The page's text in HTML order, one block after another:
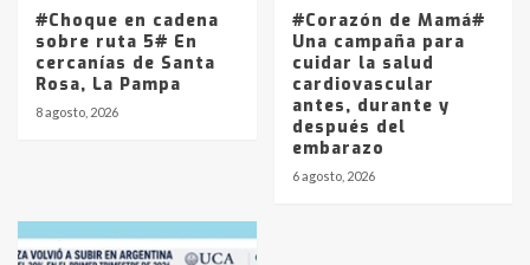
#Choque en cadena
sobre ruta 5# En
cercanías de Santa
Rosa, La Pampa
8 agosto, 2026
#Corazón de Mamá#
Una campaña para
cuidar la salud
cardiovascular
antes, durante y
después del
embarazo
6 agosto, 2026